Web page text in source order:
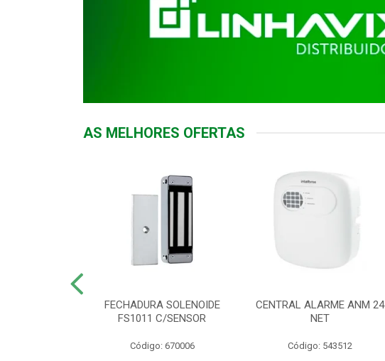
AS MELHORES OFERTAS
FECHADURA SOLENOIDE
FS1011 C/SENSOR
Código: 670006
CENTRAL ALARME ANM 24
NET
Código: 543512